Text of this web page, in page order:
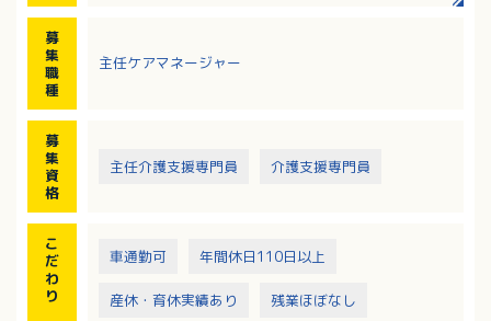
募
集
職
種
主任ケアマネージャー
募
集
資
格
主任介護支援専門員 介護支援専門員
こ
だ
わ
り
車通勤可 年間休日110日以上
産休・育休実績あり 残業ほぼなし